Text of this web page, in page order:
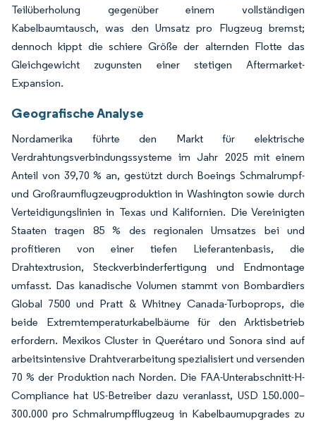
Teilüberholung gegenüber einem vollständigen
Kabelbaumtausch, was den Umsatz pro Flugzeug bremst;
dennoch kippt die schiere Größe der alternden Flotte das
Gleichgewicht zugunsten einer stetigen Aftermarket-
Expansion.
Geografische Analyse
Nordamerika führte den Markt für elektrische
Verdrahtungsverbindungssysteme im Jahr 2025 mit einem
Anteil von 39,70 % an, gestützt durch Boeings Schmalrumpf-
und Großraumflugzeugproduktion in Washington sowie durch
Verteidigungslinien in Texas und Kalifornien. Die Vereinigten
Staaten tragen 85 % des regionalen Umsatzes bei und
profitieren von einer tiefen Lieferantenbasis, die
Drahtextrusion, Steckverbinderfertigung und Endmontage
umfasst. Das kanadische Volumen stammt von Bombardiers
Global 7500 und Pratt & Whitney Canada-Turboprops, die
beide Extremtemperaturkabelbäume für den Arktisbetrieb
erfordern. Mexikos Cluster in Querétaro und Sonora sind auf
arbeitsintensive Drahtverarbeitung spezialisiert und versenden
70 % der Produktion nach Norden. Die FAA-Unterabschnitt-H-
Compliance hat US-Betreiber dazu veranlasst, USD 150.000–
300.000 pro Schmalrumpfflugzeug in Kabelbaumupgrades zu